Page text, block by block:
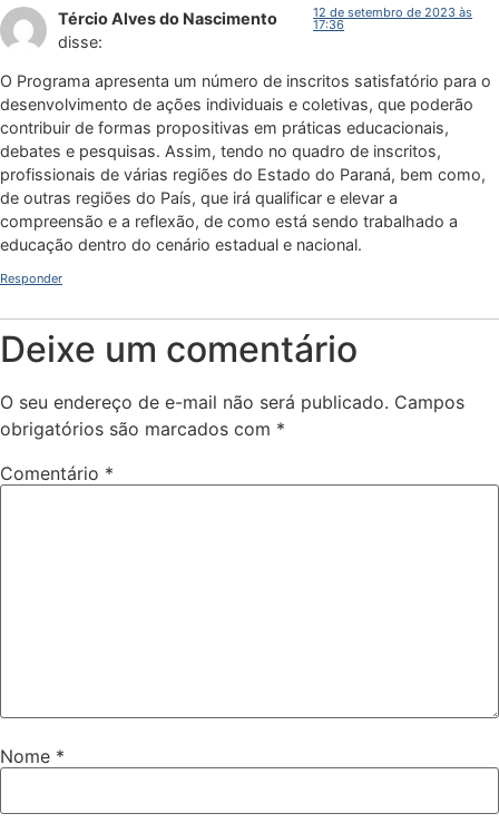
Tércio Alves do Nascimento
disse:
12 de setembro de 2023 às
17:36
O Programa apresenta um número de inscritos satisfatório para o
desenvolvimento de ações individuais e coletivas, que poderão
contribuir de formas propositivas em práticas educacionais,
debates e pesquisas. Assim, tendo no quadro de inscritos,
profissionais de várias regiões do Estado do Paraná, bem como,
de outras regiões do País, que irá qualificar e elevar a
compreensão e a reflexão, de como está sendo trabalhado a
educação dentro do cenário estadual e nacional.
Responder
Deixe um comentário
O seu endereço de e-mail não será publicado. Campos
obrigatórios são marcados com *
Comentário *
Nome *